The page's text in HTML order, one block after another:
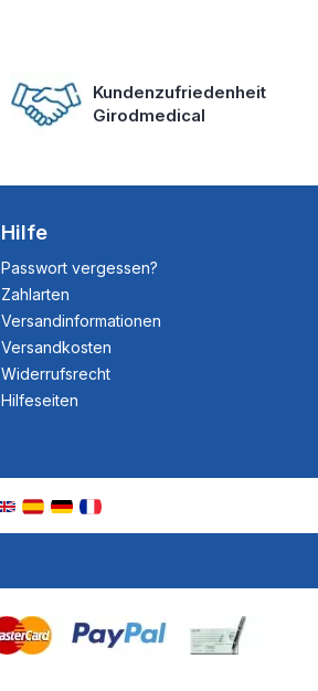
Kundenzufriedenheit
Girodmedical
Hilfe
Passwort vergessen?
Zahlarten
Versandinformationen
Versandkosten
Widerrufsrecht
Hilfeseiten